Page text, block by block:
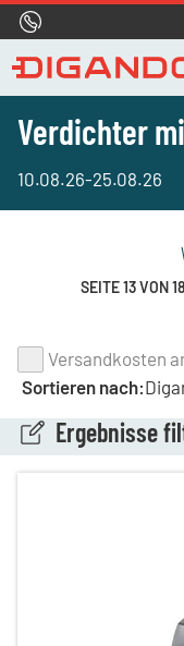
Verdichter
10.08.26-25.08.26
SEITE 13 VON 18
Ergebnisse
Versandkosten
Sortieren nach: